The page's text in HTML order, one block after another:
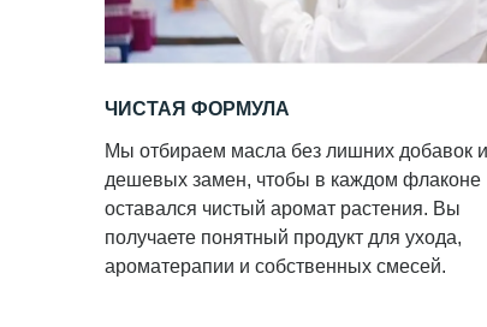
ЧИСТАЯ ФОРМУЛА
Мы отбираем масла без лишних добавок и
дешевых замен, чтобы в каждом флаконе
оставался чистый аромат растения. Вы
получаете понятный продукт для ухода,
ароматерапии и собственных смесей.